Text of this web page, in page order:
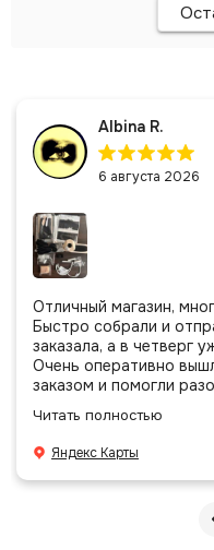
Albina R.
6 августа 2026
Отличный магазин,
Быстро собрали и
заказала, а в четверг
Очень оперативно
заказом и помогли
даже есть подарочек,
большое команде!
Читать полностью
Яндекс Карты